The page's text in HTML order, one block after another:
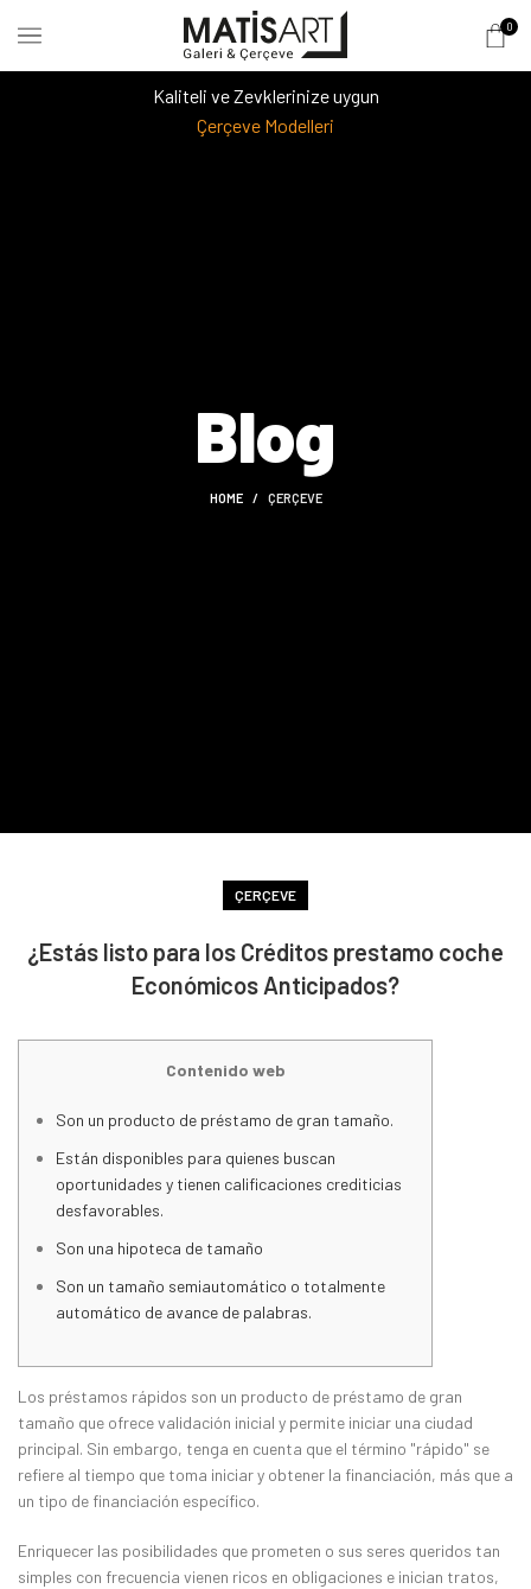
0
Kaliteli ve Zevklerinize uygun
Çerçeve Modelleri
Blog
HOME ÇERÇEVE
ÇERÇEVE
¿Estás listo para los Créditos prestamo coche
Económicos Anticipados?
Contenido web
Son un producto de préstamo de gran tamaño.
Están disponibles para quienes buscan
oportunidades y tienen calificaciones crediticias
desfavorables.
Son una hipoteca de tamaño
Son un tamaño semiautomático o totalmente
automático de avance de palabras.
Los préstamos rápidos son un producto de préstamo de gran
tamaño que ofrece validación inicial y permite iniciar una ciudad
principal. Sin embargo, tenga en cuenta que el término "rápido" se
refiere al tiempo que toma iniciar y obtener la financiación, más que a
un tipo de financiación específico.
Enriquecer las posibilidades que prometen o sus seres queridos tan
simples con frecuencia vienen ricos en obligaciones e inician tratos,